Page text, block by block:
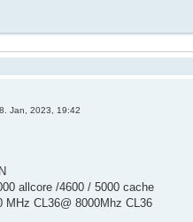
Jan, 2023, 19:42
allcore /4600 / 5000 cache
MHz CL36@ 8000Mhz CL36